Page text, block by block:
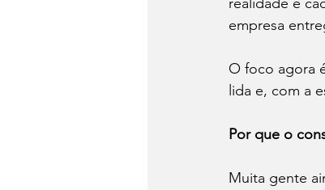
empresa
O foco agora
lida e, com a
Por que o
Muita gente